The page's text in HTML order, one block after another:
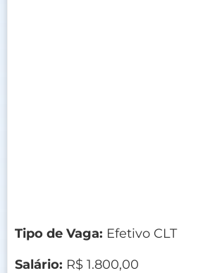
Tipo de Vaga: Efetivo CLT
Salário: R$ 1.800,00